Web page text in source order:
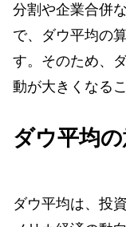
分割や企業合併
で、ダウ平均の
す。そのため、
動が大きくなる
ダウ平均
ダウ平均は、投